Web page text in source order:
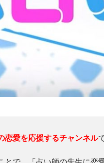
恋愛を応援するチャンネル